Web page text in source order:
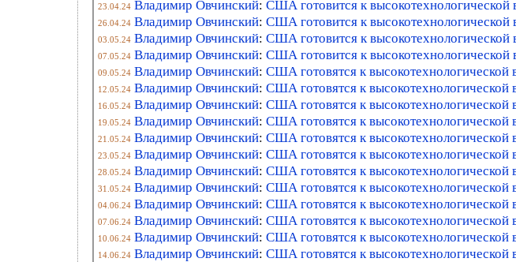
23.04.24 Владимир Овчинский: США готовится к
26.04.24 Владимир Овчинский: США готовится к
03.05.24 Владимир Овчинский: США готовится к
07.05.24 Владимир Овчинский: США готовится к
09.05.24 Владимир Овчинский: США готовятся к высокотехнологической
12.05.24 Владимир Овчинский: США готовятся к
16.05.24 Владимир Овчинский: США готовятся к
19.05.24 Владимир Овчинский: США готовятся к
21.05.24 Владимир Овчинский: США готовятся к
23.05.24 Владимир Овчинский: США готовятся к
28.05.24 Владимир Овчинский: США готовятся к
31.05.24 Владимир Овчинский: США готовятся к
04.06.24 Владимир Овчинский: США готовятся к
07.06.24 Владимир Овчинский: США готовятся к
10.06.24 Владимир Овчинский: США готовятся к
14.06.24 Владимир Овчинский: США готовятся к